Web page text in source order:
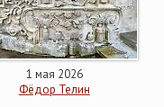
1 мая 2026
Фёдор Телин